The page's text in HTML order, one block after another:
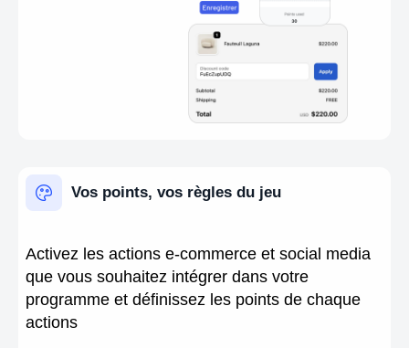
Vos points, vos règles du jeu
Activez les actions e-commerce et social media
que vous souhaitez intégrer dans votre
programme et définissez les points de chaque
actions